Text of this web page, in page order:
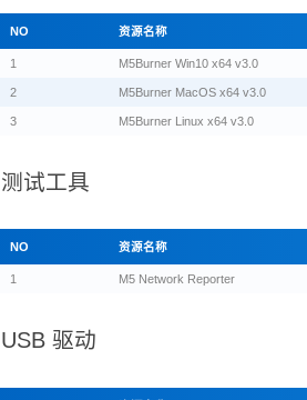
NO 资源名称
1 M5Burner Win10 x64 v3.0
2 M5Burner MacOS x64 v3.0
3 M5Burner Linux x64 v3.0
测试工具
NO 资源名称
1 M5 Network Reporter
USB 驱动